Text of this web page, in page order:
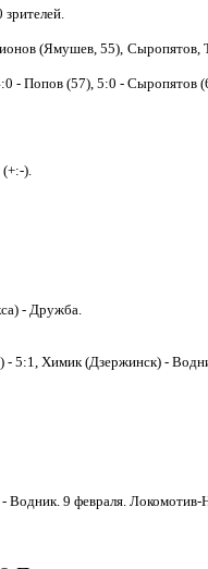
зрителей.
(Ямушев, 55),
- Попов (57), 5:0 - Сыропятов
).
- Дружба.
- 5:1, Химик (Дзержинск) -
Водник. 9 февраля.